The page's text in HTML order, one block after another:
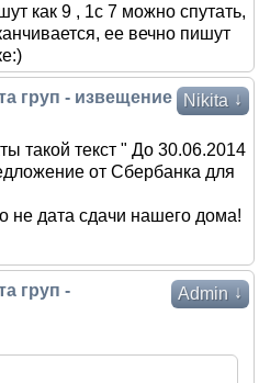
как 9 , 1с 7 можно спутать,
ее вечно пишут
Nikita ↓
груп - извещение
такой текст " До 30.06.2014
от Сбербанка для
не дата сдачи нашего дома!
Admin ↓
груп -